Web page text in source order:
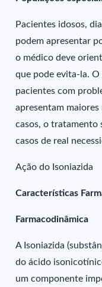
Pacientes idosos,
podem apresentar
o médico deve
que pode evita-la. O
pacientes com
apresentam
casos, o tratamento
casos de real
Ação do Isoniazida
Características
Farmacodinâmica
A Isoniazida
do ácido
um componente